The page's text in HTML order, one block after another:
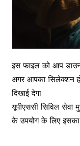
इस फाइल को आप
अगर आपका सिलेक्शन
दिखाई देगा
यूपीएससी सिविल सेवा
के उपयोग के लिए